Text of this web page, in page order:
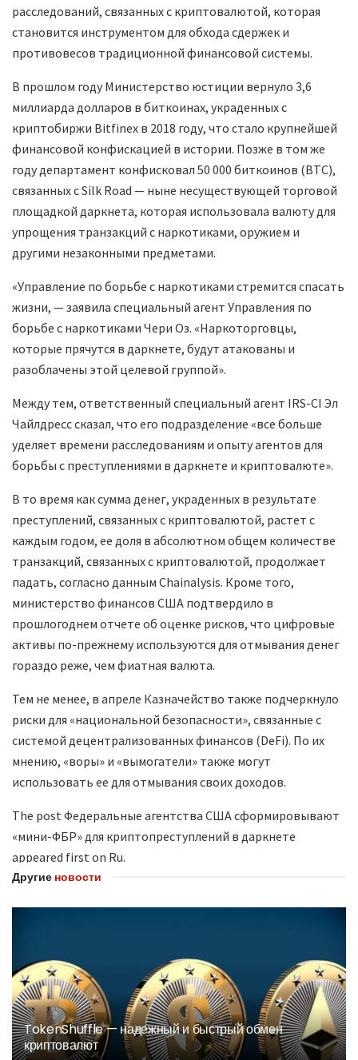
расследований, связанных с криптовалютой, которая
становится инструментом для обхода сдержек и
противовесов традиционной финансовой системы.
В прошлом году Министерство юстиции вернуло 3,6
миллиарда долларов в биткоинах, украденных с
криптобиржи Bitfinex в 2018 году, что стало крупнейшей
финансовой конфискацией в истории. Позже в том же
году департамент конфисковал 50 000 биткоинов (BTC),
связанных с Silk Road — ныне несуществующей торговой
площадкой даркнета, которая использовала валюту для
упрощения транзакций с наркотиками, оружием и
другими незаконными предметами.
«Управление по борьбе с наркотиками стремится спасать
жизни, — заявила специальный агент Управления по
борьбе с наркотиками Чери Оз. «Наркоторговцы,
которые прячутся в даркнете, будут атакованы и
разоблачены этой целевой группой».
Между тем, ответственный специальный агент IRS-CI Эл
Чайлдресс сказал, что его подразделение «все больше
уделяет времени расследованиям и опыту агентов для
борьбы с преступлениями в даркнете и криптовалюте».
В то время как сумма денег, украденных в результате
преступлений, связанных с криптовалютой, растет с
каждым годом, ее доля в абсолютном общем количестве
транзакций, связанных с криптовалютой, продолжает
падать, согласно данным Chainalysis. Кроме того,
министерство финансов США подтвердило в
прошлогоднем отчете об оценке рисков, что цифровые
активы по-прежнему используются для отмывания денег
гораздо реже, чем фиатная валюта.
Тем не менее, в апреле Казначейство также подчеркнуло
риски для «национальной безопасности», связанные с
системой децентрализованных финансов (DeFi). По их
мнению, «воры» и «вымогатели» также могут
использовать ее для отмывания своих доходов.
The post Федеральные агентства США сформировывают
«мини-ФБР» для криптопреступлений в даркнете
appeared first on Ru.
Другие новости
TokenShuffle — надежный и быстрый обмен
криптовалют